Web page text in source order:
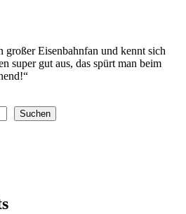
großer Eisenbahnfan und kennt sich
super gut aus, das spürt man beim
Suchen